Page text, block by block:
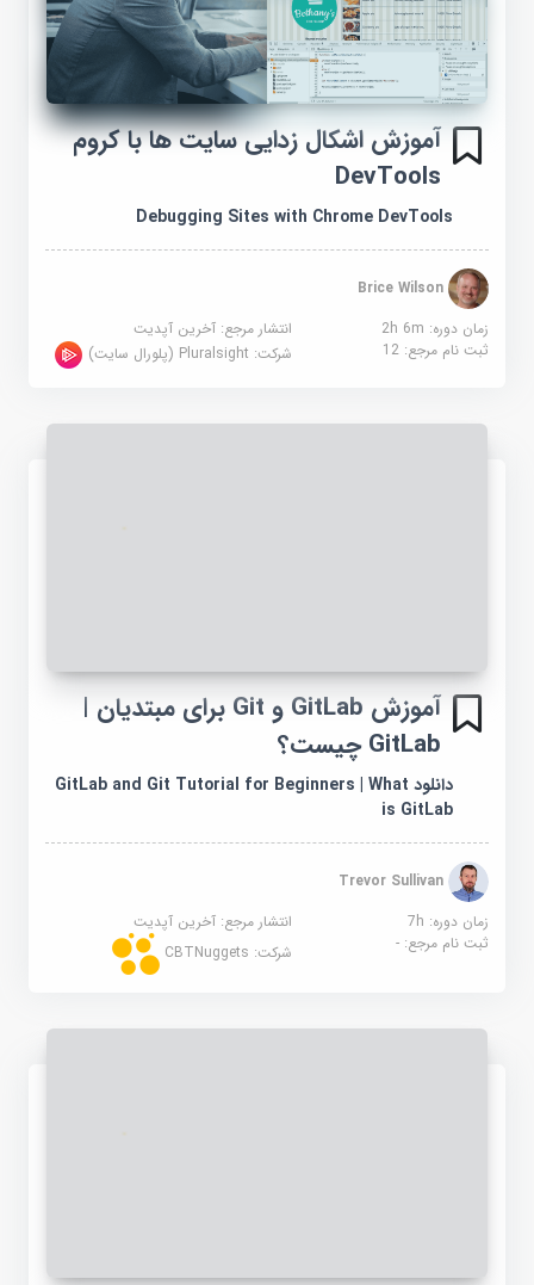
آموزش اشکال زدایی سایت ها با کروم
DevTools
Debugging Sites with Chrome DevTools
Brice Wilson
زمان دوره: 2h 6m
انتشار مرجع:آخرین آپدیت
ثبت نام مرجع:12 شرکت:Pluralsight (پلورال سایت)
آموزش GitLab و Git برای مبتدیان |
GitLab چیست؟
دانلود GitLab and Git Tutorial for Beginners | What
is GitLab
Trevor Sullivan
زمان دوره: 7h
انتشار مرجع:آخرین آپدیت
ثبت نام مرجع:- شرکت:CBTNuggets